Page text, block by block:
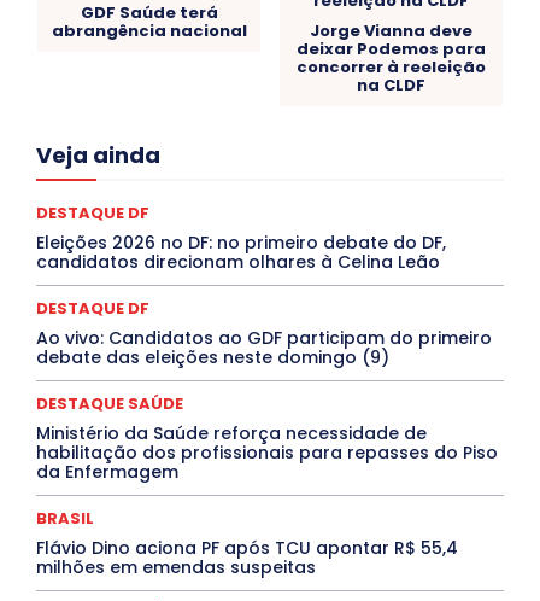
GDF Saúde terá
abrangência nacional Jorge Vianna deve
deixar Podemos para
concorrer à reeleição
na CLDF
Veja ainda
Acre
Congressuanas & Esplanadumas
Covid-19
Crônica Política Crônicas
Cultura e Tal
DANÇA Dengue
Denuncia
DESTAQUE BRASIL
DESTAQUE DF
DESTAQUE SAÚDE
DESTAQUES OUTROS
ELEIÇÕES
EMPREGO E OPORTUNIDADES
ENTORNO
Especial
Espírito Santo ESPORTE
EVENTOS
EXPOSIÇÃO Featured
Febre Amarela
INTELIGÊNCIA ARTIFICIAL
INTERNACIONAL
Jogos Online
JUDICIÁRIO LITERATURA
Maranhão
Marburg
Mato Grosso
Mato Grosso do Sul
MEIO AMBIENTE
Minas Gerais MOBILIDADE
MPOX
MÚSICA
PROCESSO SELETIVO
PUBLIEDITORIAL
QUALIFICAÇÃO PROFISSIONAL
DESTAQUE DF
Eleições 2026 no DF: no primeiro debate do DF,
candidatos direcionam olhares à Celina Leão
DESTAQUE DF
Ao vivo: Candidatos ao GDF participam do primeiro
debate das eleições neste domingo (9)
DESTAQUE SAÚDE
Ministério da Saúde reforça necessidade de
habilitação dos profissionais para repasses do Piso
da Enfermagem
BRASIL
Flávio Dino aciona PF após TCU apontar R$ 55,4
milhões em emendas suspeitas